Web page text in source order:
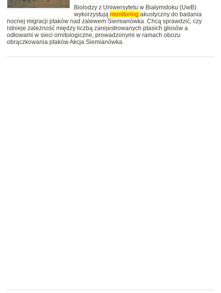
Biolodzy z Uniwersytetu w Białymstoku (UwB)
wykorzystują monitoring akustyczny do badania
nocnej migracji ptaków nad zalewem Siemianówka. Chcą sprawdzić, czy
istnieje zależność między liczbą zarejestrowanych ptasich głosów a
odłowami w sieci ornitologiczne, prowadzonymi w ramach obozu
obrączkowania ptaków Akcja Siemianówka.